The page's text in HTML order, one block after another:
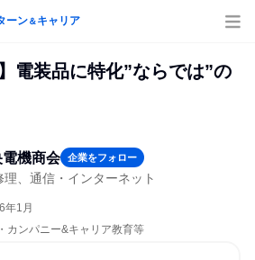
ーン＆キャリア
電装品に特化”ならでは”の
機商会 企業をフォロー
理、通信・インターネット
年1月
カンパニー&キャリア教育等